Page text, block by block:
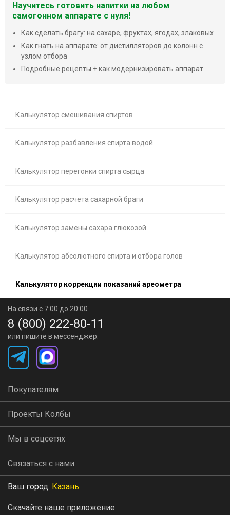
Калькулятор смешивания спиртов
Калькулятор разбавления спирта водой
Калькулятор перегонки спирта сырца
Калькулятор расчета сахарной браги
Калькулятор замены сахара глюкозой
Калькулятор абсолютного спирта и отбора голов
Калькулятор коррекции показаний ареометра
Научитесь готовить напитки на любом
самогонном аппарате с нуля!
Как сделать брагу: на сахаре, фруктах, ягодах, злаковых
Как гнать на аппарате: от дистилляторов до колонн с
узлом отбора
Подробные рецепты + как модернизировать аппарат
На связи с 7:00 до 20:00
8 (800) 222-80-11
или пишите в мессенджер:
Покупателям
Проекты Колбы
Мы в соцсетях
Связаться с нами
Ваш город: Казань
Скачайте наше приложение